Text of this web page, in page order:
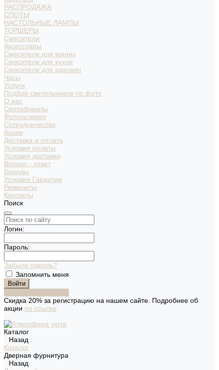
РАСПРОДАЖА
СПОТЫ
НАСТОЛЬНЫЕ ЛАМПЫ
ТОРШЕРЫ
Смесители
Аксессуары
Смесители для ванны
Смесители для кухни
Смесители для раковин
Часы
Услуги
Подбор светильников по фото
О нас
Сертификаты
Фотогалерея
Сотрудничество
Акции
Доставка и оплата
Условия оплаты
Условия доставки
Вопрос - ответ
Бренды
Условия Гарантии
Реквизиты
Контакты
Поиск
Логин:
Пароль:
Забыли пароль?
Запомнить меня
Скидка 20% за регистрацию на нашем сайте. Подробнее об
акции по ссылке
Каталог
Назад
Каталог
Дверная фурнитура
Назад